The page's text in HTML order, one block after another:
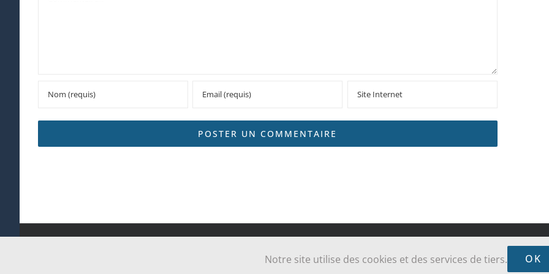
Tous droits réservés Paroisse Sainte-Jeanne-Jugan des Grèves - Cancale - Saint-Coulomb | Réalisé par
Notre site utilise des cookies et des services de tiers. OK